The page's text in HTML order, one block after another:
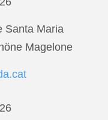
Santa Maria
Magelone